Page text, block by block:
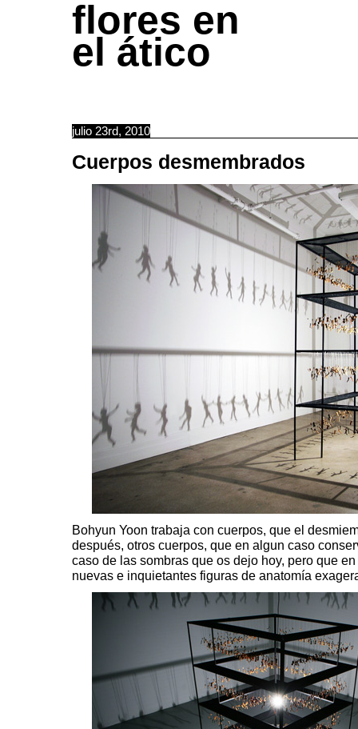
flores en
el ático
julio 23rd, 2010
Cuerpos desmembrados
Bohyun Yoon trabaja con cuerpos, que el
después, otros cuerpos, que en algun caso
caso de las sombras que os dejo hoy, pero que
nuevas e inquietantes figuras de anatomía